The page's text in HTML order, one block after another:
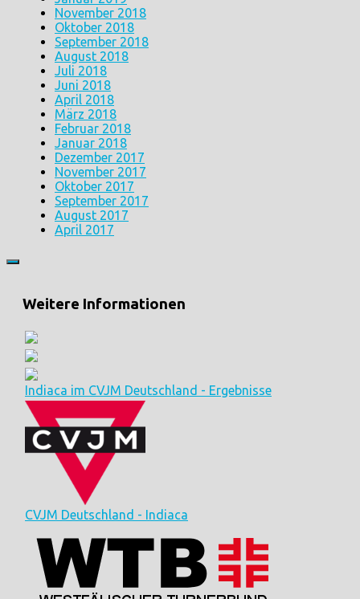
November 2018
Oktober 2018
September 2018
August 2018
Juli 2018
Juni 2018
April 2018
März 2018
Februar 2018
Januar 2018
Dezember 2017
November 2017
Oktober 2017
September 2017
August 2017
April 2017
Weitere Informationen
Indiaca im CVJM Deutschland - Ergebnisse
CVJM Deutschland - Indiaca